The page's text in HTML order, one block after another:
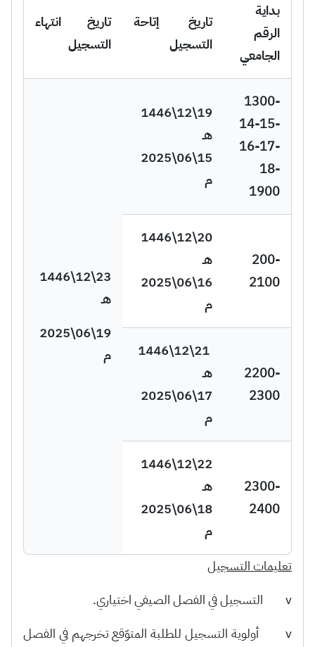
بداية
الرقم
الجامعي
تاريخ إتاحة
التسجيل
تاريخ انتهاء
التسجيل
1300-
14-15-
16-17-
18-
1900
19\12\1446
هـ
15\06\2025
م
23\12\1446
هـ
19\06\2025
م
200-
2100
20\12\1446
هـ
16\06\2025
م
2200-
2300
21\12\1446
هـ
17\06\2025
م
2300-
2400
22\12\1446
هـ
18\06\2025
م
تعليمات التسجيل
v التسجيل في الفصل الصيفي اختياري.
v أولوية التسجيل للطلبة المتوّقع تخرجهم في الفصل